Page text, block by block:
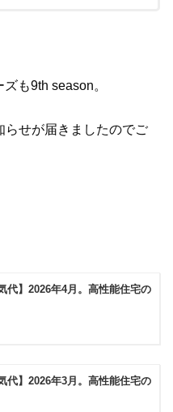
も9th season。
らせが届きましたのでご
代】2026年4月。高性能住宅の
代】2026年3月。高性能住宅の